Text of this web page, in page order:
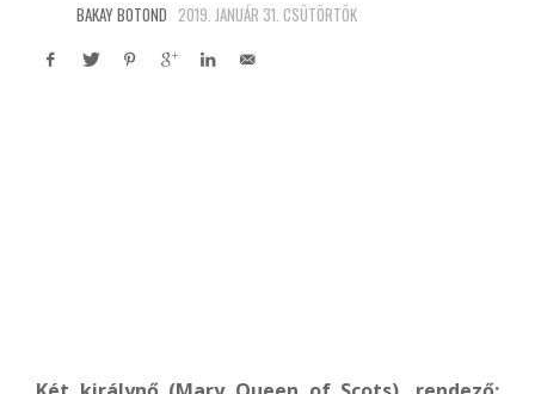
BAKAY BOTOND 2019. JANUÁR 31. CSÜTÖRTÖK